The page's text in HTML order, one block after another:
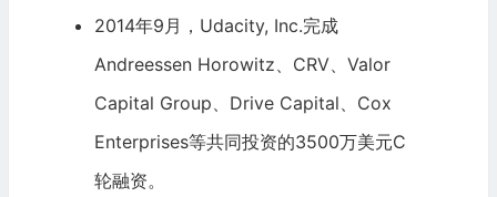
2014年9月，Udacity, Inc.完成
Andreessen Horowitz、CRV、Valor
Capital Group、Drive Capital、Cox
Enterprises等共同投资的3500万美元C
轮融资。